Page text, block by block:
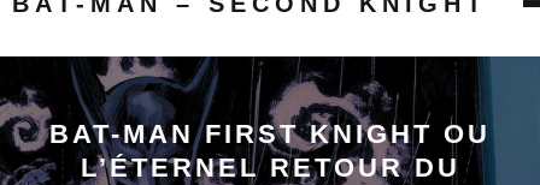
BAT-MAN FIRST KNIGHT OU
L’ÉTERNEL RETOUR DU